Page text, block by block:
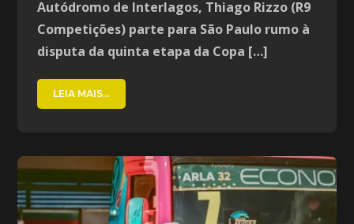
Autódromo de Interlagos, Thiago Rizzo (R9
Competições) parte para São Paulo rumo à
disputa da quinta etapa da Copa […]
LEIA MAIS...